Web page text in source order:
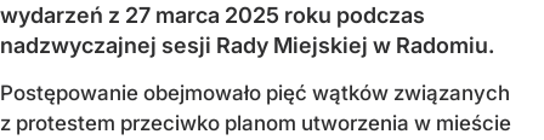
wydarzeń z 27 marca 2025 roku podczas
nadzwyczajnej sesji Rady Miejskiej w Radomiu.
Postępowanie obejmowało pięć wątków związanych
z protestem przeciwko planom utworzenia w mieście